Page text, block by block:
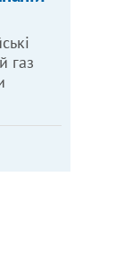
газ